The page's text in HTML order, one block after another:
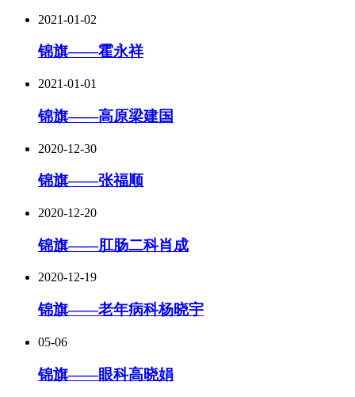
2021-01-02
锦旗——霍永祥
2021-01-01
锦旗——高原梁建国
2020-12-30
锦旗——张福顺
2020-12-20
锦旗——肛肠二科肖成
2020-12-19
锦旗——老年病科杨晓宇
05-06
锦旗——眼科高晓娟